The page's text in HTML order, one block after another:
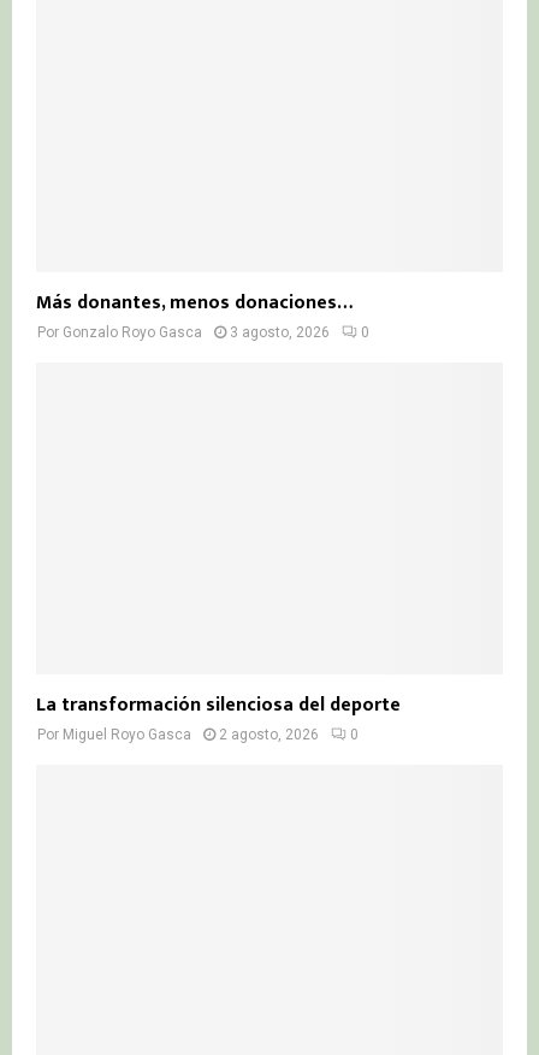
Más donantes, menos donaciones…
Por Gonzalo Royo Gasca 3 agosto, 2026 0
La transformación silenciosa del deporte
Por Miguel Royo Gasca 2 agosto, 2026 0